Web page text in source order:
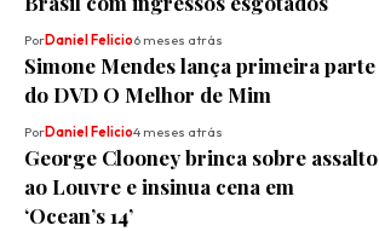
PorDaniel Felicio6 meses atrás
Simone Mendes lança primeira parte
do DVD O Melhor de Mim
PorDaniel Felicio4 meses atrás
George Clooney brinca sobre assalto
ao Louvre e insinua cena em
‘Ocean’s 14’